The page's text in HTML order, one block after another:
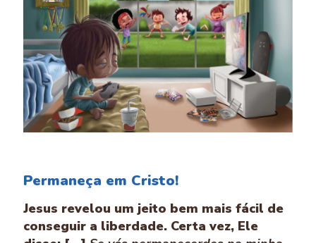
Permaneça em Cristo!
Jesus revelou um jeito bem mais fácil de
conseguir a liberdade. Certa vez, Ele